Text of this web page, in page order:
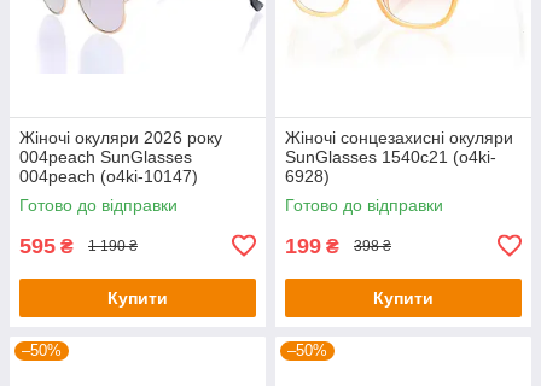
Жіночі окуляри 2026 року
004peach SunGlasses
004peach (o4ki-10147)
Готово до відправки
595 ₴ 1 190 ₴
Купити
Жіночі сонцезахисні окуляри
SunGlasses 1540c21 (o4ki-
6928)
Готово до відправки
199 ₴ 398 ₴
Купити
–50% –50%